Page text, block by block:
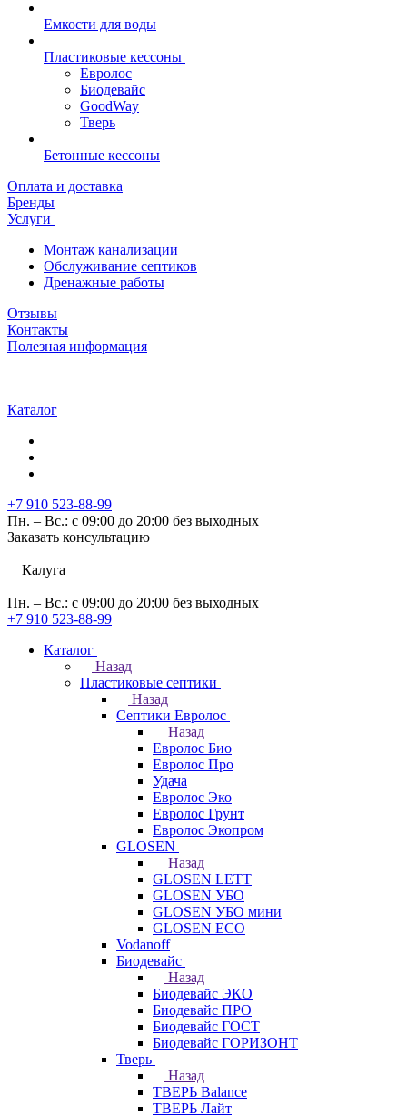
Емкости для воды
Пластиковые кессоны
Евролос
Биодевайс
GoodWay
Тверь
Бетонные кессоны
Оплата и доставка
Бренды
Услуги
Монтаж канализации
Обслуживание септиков
Дренажные работы
Отзывы
Контакты
Полезная информация
Каталог
+7 910 523-88-99
Пн. – Вс.: с 09:00 до 20:00 без выходных
Заказать консультацию
Калуга
Пн. – Вс.: с 09:00 до 20:00 без выходных
+7 910 523-88-99
Каталог
Назад
Пластиковые септики
Назад
Септики Евролос
Назад
Евролос Био
Евролос Про
Удача
Евролос Эко
Евролос Грунт
Евролос Экопром
GLOSEN
Назад
GLOSEN LETT
GLOSEN УБО
GLOSEN УБО мини
GLOSEN ECO
Vodanoff
Биодевайс
Назад
Биодевайс ЭКО
Биодевайс ПРО
Биодевайс ГОСТ
Биодевайс ГОРИЗОНТ
Тверь
Назад
ТВЕРЬ Balance
ТВЕРЬ Лайт